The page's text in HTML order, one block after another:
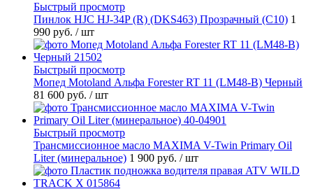
Быстрый просмотр
Пинлок HJC HJ-34P (R) (DKS463) Прозрачный (C10) 1
990 руб. / шт
Быстрый просмотр
Мопед Motoland Альфа Forester RT 11 (LM48-B) Черный
81 600 руб. / шт
Быстрый просмотр
Трансмиссионное масло MAXIMA V-Twin Primary Oil
Liter (минеральное) 1 900 руб. / шт